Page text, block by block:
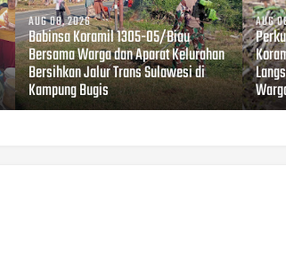
AUG 08, 2026
Babinsa Koramil 1305-05/Biau
Bersama Warga dan Aparat Kelurahan
Bersihkan Jalur Trans Sulawesi di
Kampung Bugis
AUG